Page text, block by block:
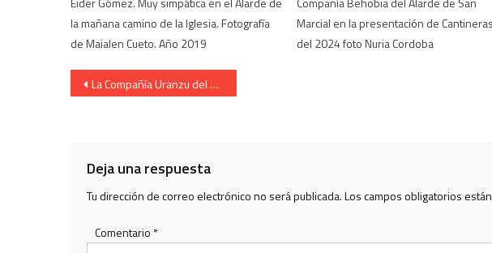
la mañana camino de la Iglesia. Fotografía
de Maialen Cueto. Año 2019
Marcial en la presentación de Cantineras
del 2024 foto Nuria Cordoba
Navegación
La Compañía Uranzu del Alarde de Irun entra en calle la Fueros
Deja una respuesta
Tu dirección de correo electrónico no será publicada.Los campos obligatorios
Comentario *